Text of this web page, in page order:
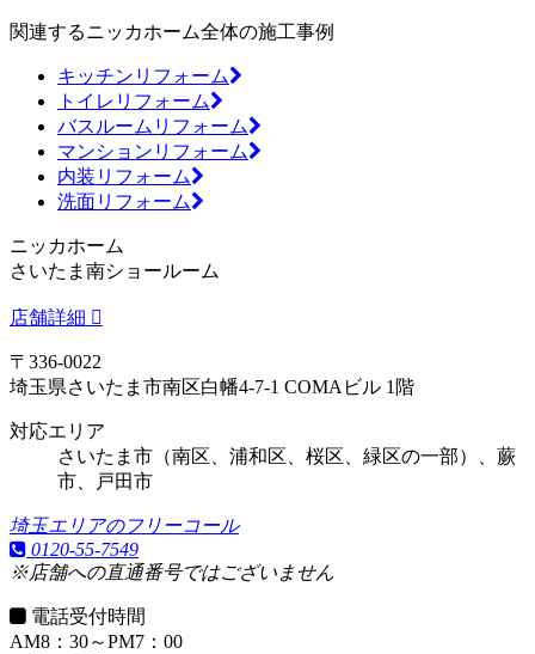
関連するニッカホーム全体の施工事例
キッチンリフォーム
トイレリフォーム
バスルームリフォーム
マンションリフォーム
内装リフォーム
洗面リフォーム
ニッカホーム
さいたま南ショールーム
店舗詳細
〒336-0022
埼玉県さいたま市南区白幡4-7-1 COMAビル 1階
対応エリア
さいたま市（南区、浦和区、桜区、緑区の一部）、蕨
市、戸田市
埼玉エリアのフリーコール
0120-55-7549
※店舗への直通番号ではございません
電話受付時間
AM8：30～PM7：00